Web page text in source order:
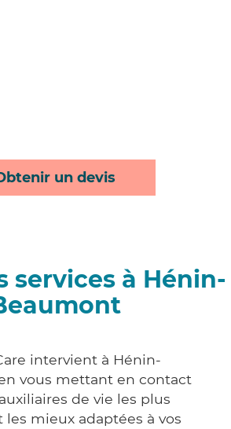
un devis
services à Hénin-
intervient à Hénin-
vous mettant en contact
de vie les plus
les mieux adaptées à vos